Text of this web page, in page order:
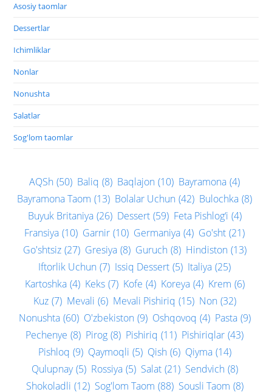
Asosiy taomlar
Dessertlar
Ichimliklar
Nonlar
Nonushta
Salatlar
Sog'lom taomlar
AQSh (50) Baliq (8) Baqlajon (10) Bayramona (4)
Bayramona Taom (13) Bolalar Uchun (42) Bulochka (8)
Buyuk Britaniya (26) Dessert (59) Feta Pishlog‘i (4)
Fransiya (10) Garnir (10) Germaniya (4) Go'sht (21)
Go'shtsiz (27) Gresiya (8) Guruch (8) Hindiston (13)
Iftorlik Uchun (7) Issiq Dessert (5) Italiya (25)
Kartoshka (4) Keks (7) Kofe (4) Koreya (4) Krem (6)
Kuz (7) Mevali (6) Mevali Pishiriq (15) Non (32)
Nonushta (60) O'zbekiston (9) Oshqovoq (4) Pasta (9)
Pechenye (8) Pirog (8) Pishiriq (11) Pishiriqlar (43)
Pishloq (9) Qaymoqli (5) Qish (6) Qiyma (14)
Qulupnay (5) Rossiya (5) Salat (21) Sendvich (8)
Shokoladli (12) Sog'lom Taom (88) Sousli Taom (8)